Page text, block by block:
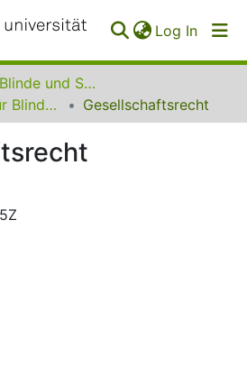
Log In
Service für Blinde und Sehbehinderte der UB Dortmund
Digitale Bücher für Blinde und Sehbehinderte
Gesellschaftsrecht